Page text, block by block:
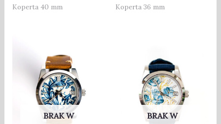
Koperta 40 mm
Koperta 36 mm
BRAK W
BRAK W